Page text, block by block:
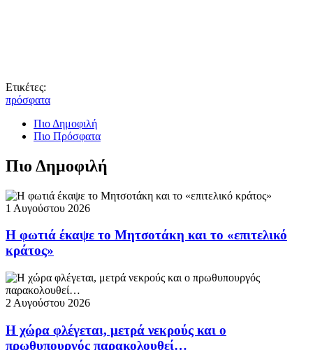
Ετικέτες:
πρόσφατα
Πιο Δημοφιλή
Πιο Πρόσφατα
Πιο Δημοφιλή
1 Αυγούστου 2026
Η φωτιά έκαψε το Μητσοτάκη και το «επιτελικό
κράτος»
2 Αυγούστου 2026
Η χώρα φλέγεται, μετρά νεκρούς και ο
πρωθυπουργός παρακολουθεί…